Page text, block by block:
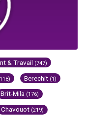
& Travail (747)
Berechit (1)
Brit-Mila (176)
Chavouot (219)